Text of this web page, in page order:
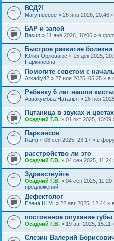
ВСД?!
Marymeeeee » 26 янв 2026, 20:46
БАР и запой
Basun » 11 янв 2026, 10:06 » в
Быстрое развитие
Юлия Орловаюс » 15 дек 2025,
Паркинсона
Помогите советом с
Arkadiy42 » 27 ноя 2025, 05:25 » в
Ребенку 6 лет нашли
Аввакумова Наталья » 26 ноя
Пцтаница в звуках и цветах
Осадчий Г.В. » 01 окт 2025,
Паркинсон
Ram) » 08 сен 2025, 23:17 » в
расстройство ли это
Осадчий Г.В. » 04 сен 2025,
Здравствуйте
Осадчий Г.В. » 04 сен 2025,
предложений
Дефектолог
Елена Ш.М. » 22 авг 2025, 12:44 »
постоянное опухание
Осадчий Г.В. » 19 авг 2025,
Слезин Валерий Борисович